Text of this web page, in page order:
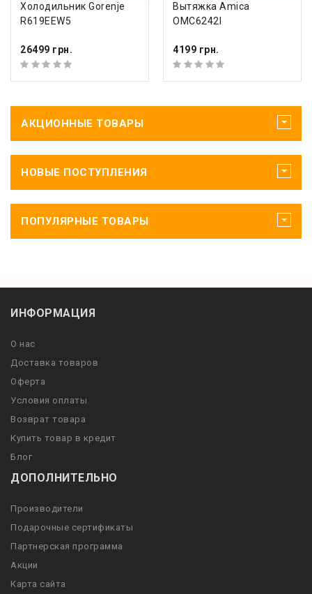
Холодильник Gorenje
R619EEW5
26499 грн.
Вытяжка Amica
OMC6242I
4199 грн.
АКЦИОННЫЕ ТОВАРЫ
НОВЫЕ ПОСТУПЛЕНИЯ
ПОПУЛЯРНЫЕ ТОВАРЫ
ИНФОРМАЦИЯ
О нас
Доставка товаров
Оферта
Условия оплаты
Возврат товара
Купить товар в кредит
Блог
ДОПОЛНИТЕЛЬНО
Производители
Подарочные сертификаты
Партнерская программа
Акции
Карта сайта